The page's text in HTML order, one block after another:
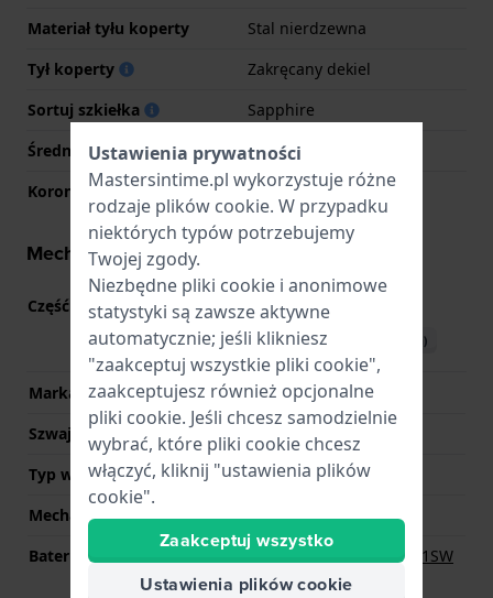
Materiał tyłu koperty
Stal nierdzewna
Tył koperty
Zakręcany dekiel
Sortuj szkiełka
Sapphire
Średnica szkiełka
32.50
Korona
Koronka wyciągana
Mechanizm - informacje
Część mechanizmu nr 6N52(Zobacz specyfikacje
Pobierz instrukcję (English)
Marka Movement
Seiko
Szwajcarski mechanizm
Typ wyświetlacza
Analogowy
Mechanizm
Kwarcowy
Bateria
Renata R364 364 / SR621SW
Bateria
Ustawienia prywatności
Mastersintime.pl wykorzystuje różne
rodzaje plików cookie. W przypadku
niektórych typów potrzebujemy
Twojej zgody.
Niezbędne pliki cookie i anonimowe
statystyki są zawsze aktywne
automatycznie; jeśli klikniesz
"zaakceptuj wszystkie pliki cookie",
zaakceptujesz również opcjonalne
pliki cookie. Jeśli chcesz samodzielnie
wybrać, które pliki cookie chcesz
włączyć, kliknij "ustawienia plików
cookie".
Zaakceptuj wszystko
Ustawienia plików cookie